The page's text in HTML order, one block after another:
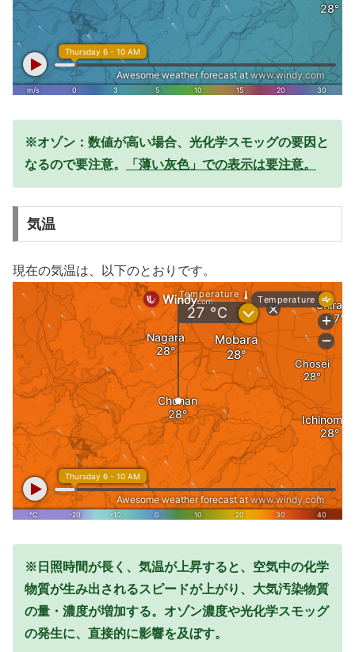
※オゾン：数値が高い場合、光化学スモッグの要因と
なるので要注意。
「薄い灰色」での表示は要注意。
気温
現在の気温は、以下のとおりです。
※日照時間が長く、気温が上昇すると、空気中の化学
物質が生み出されるスピードが上がり、大気汚染物質
の量・濃度が増加する。オゾン濃度や光化学スモッグ
の発生に、直接的に影響を及ぼす。